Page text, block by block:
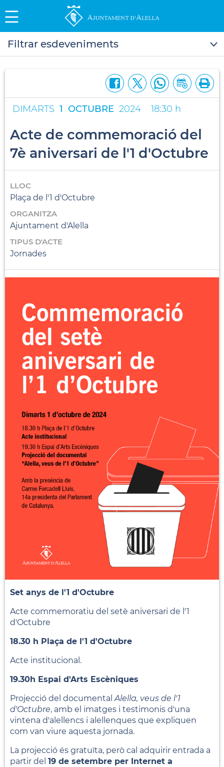
Filtrar esdeveniments
DIMARTS 1 OCTUBRE 2024 18:30 h
Acte de commemoració del
7è aniversari de l'1 d'Octubre
LLOC
Plaça de l'1 d'Octubre
ORGANITZA
Ajuntament d'Alella
TIPUS D'ACTE
Jornades
Set anys de l'1 d'Octubre
Acte commemoratiu del setè aniversari de l'1
d'Octubre
18.30 h Plaça de l'1 d'Octubre
Acte institucional.
19.30h Espai d'Arts Escèniques
Projecció del documentalAlella, veus de l'1
d'Octubre, amb el imatges i testimonis d'una
vintena d'alellencs i alellenques que expliquen
com van viure aquesta jornada.
La projecció és gratuïta, però cal adquirir entrada a
partir del 19 de setembre per Internet a